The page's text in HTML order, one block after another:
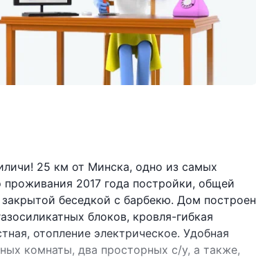
25 км от Минска, одно из самых
проживания 2017 года постройки, общей
беседкой с барбекю. Дом построен
блоков, кровля-гибкая
отопление электрическое. Удобная
комнаты, два просторных с/у, а также,